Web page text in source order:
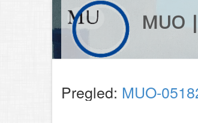
MUO
Pregled: MUO-